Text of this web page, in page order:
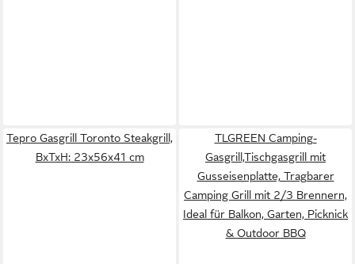
Tepro Gasgrill Toronto Steakgrill,
BxTxH: 23x56x41 cm
TLGREEN Camping-
Gasgrill,Tischgasgrill mit
Gusseisenplatte, Tragbarer
Camping Grill mit 2/3 Brennern,
Ideal für Balkon, Garten, Picknick
& Outdoor BBQ